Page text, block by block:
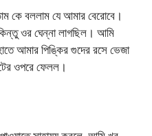
কে বললাম যে আমার বেরোবে।
ওর ঘেন্না লাগছিল। আমি
আমার পিঙ্কির গুদের রসে ভেজা
ওপরে ফেলল।